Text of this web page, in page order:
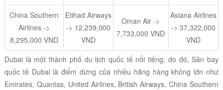
China Southern
Airlines ->
8,295,000 VND
Etihad Airways
-> 12,239,000
VND
Oman Air ->
7,733,000 VND
Asiana Airlines
-> 37,322,000
VND
Dubai là một thành phố du lịch quốc tế nổi tiếng, do đó, Sân bay
quốc tế Dubai là điểm dừng của nhiều hãng hàng không lớn như
Emirates, Quantas, United Airlines, British Airways, China Southern